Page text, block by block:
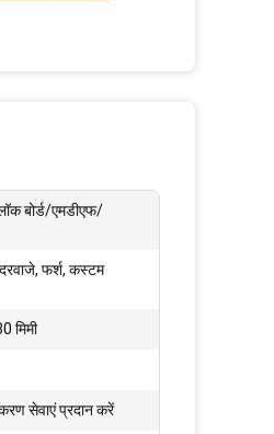
बोर्ड/एमडीएफ/
दरवाजे, फर्श, कस्टम
मिमी
सेवाएं प्रदान करें